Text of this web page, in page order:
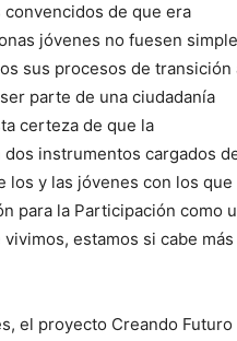
de que era
jóvenes no fuesen
sus procesos de transición
parte de una ciudadanía
certeza de que la
instrumentos cargados
los y las jóvenes con los que
para la Participación como
estamos si cabe más
el proyecto Creando Futuro